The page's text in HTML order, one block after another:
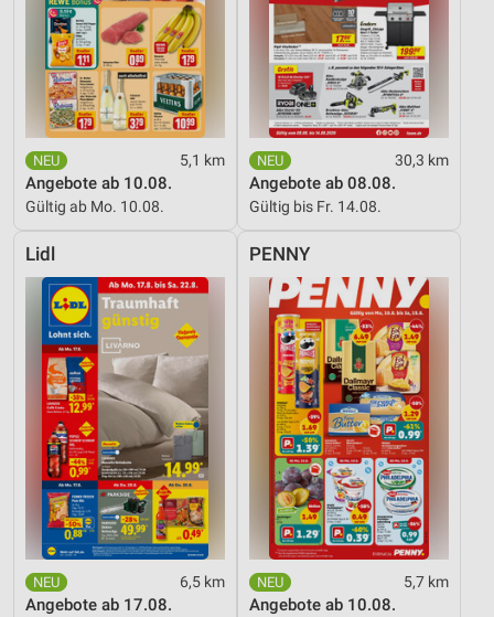
5,1 km
Angebote ab 10.08.
Gültig ab Mo. 10.08.
30,3 km
Angebote ab 08.08.
Gültig bis Fr. 14.08.
Lidl
6,5 km
Angebote ab 17.08.
PENNY
5,7 km
Angebote ab 10.08.